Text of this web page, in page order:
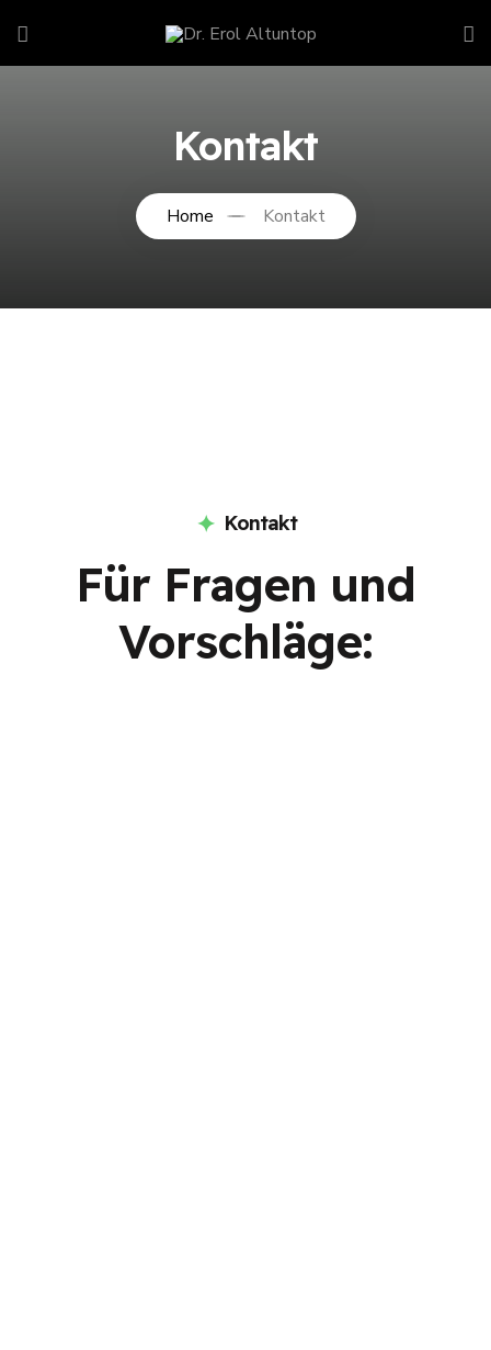
Kontakt
Home Kontakt
Kontakt
Für Fragen und
Vorschläge: